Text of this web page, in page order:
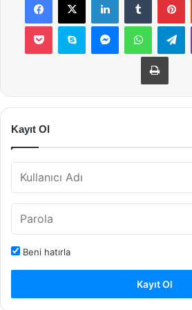
Pocket Skype Messenger
Kayıt Ol
Beni hatırla
Kayıt Ol